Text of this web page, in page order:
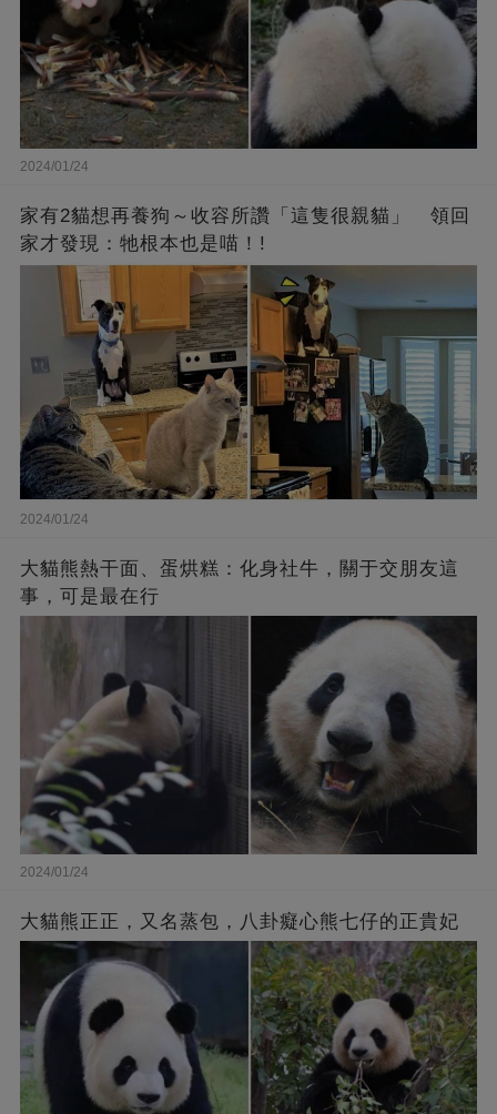
2024/01/24
家有2貓想再養狗～收容所讚「這隻很親貓」 領回
家才發現：牠根本也是喵！!
2024/01/24
大貓熊熱干面、蛋烘糕：化身社牛，關于交朋友這
事，可是最在行
2024/01/24
大貓熊正正，又名蒸包，八卦癡心熊七仔的正貴妃